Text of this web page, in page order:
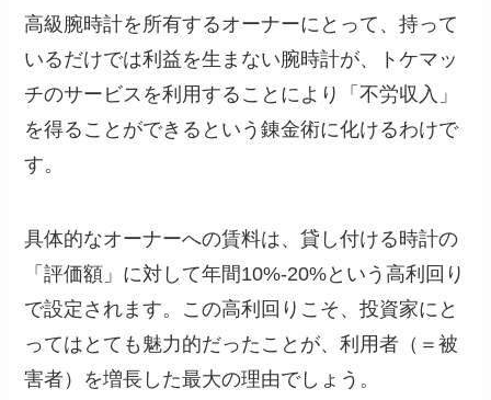
高級腕時計を所有するオーナーにとって、持って
いるだけでは利益を生まない腕時計が、トケマッ
チのサービスを利用することにより「不労収入」
を得ることができるという錬金術に化けるわけで
す。
具体的なオーナーへの賃料は、貸し付ける時計の
「評価額」に対して年間10%-20%という高利回り
で設定されます。この高利回りこそ、投資家にと
ってはとても魅力的だったことが、利用者（＝被
害者）を増長した最大の理由でしょう。